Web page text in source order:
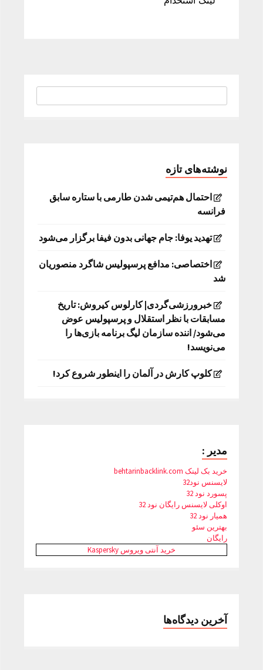
نوشته‌های تازه
احتمال هم‌تیمی شدن طارمی با ستاره سابق
فرانسه
تهدید یوفا: جام جهانی بدون فیفا برگزار می‌شود
اختصاصی: مدافع پرسپولیس شاگرد منصوریان
شد
خبرورزشی‌گردی| کارلوس کیروش: تاریخ
مسابقات با نظر استقلال و پرسپولیس عوض
می‌شود/ اننده سازمان لیگ برنامه بازی‌ها را
می‌نویسد!
کلوپ کارش در آلمان را اینطور شروع کرد!
مدیر :
خرید بک لینک behtarinbacklink.com
لایسنس نود32
پسورد نود 32
اوکلی لایسنس رایگان نود 32
همیار نود 32
بهترین سئو
رایگان
خرید آنتی ویروس Kaspersky
آخرین دیدگاه‌ها